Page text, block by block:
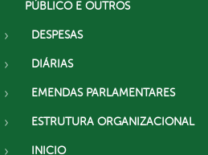
PÚBLICO E OUTROS
DESPESAS
DIÁRIAS
EMENDAS PARLAMENTARES
ESTRUTURA ORGANIZACIONAL
INICIO